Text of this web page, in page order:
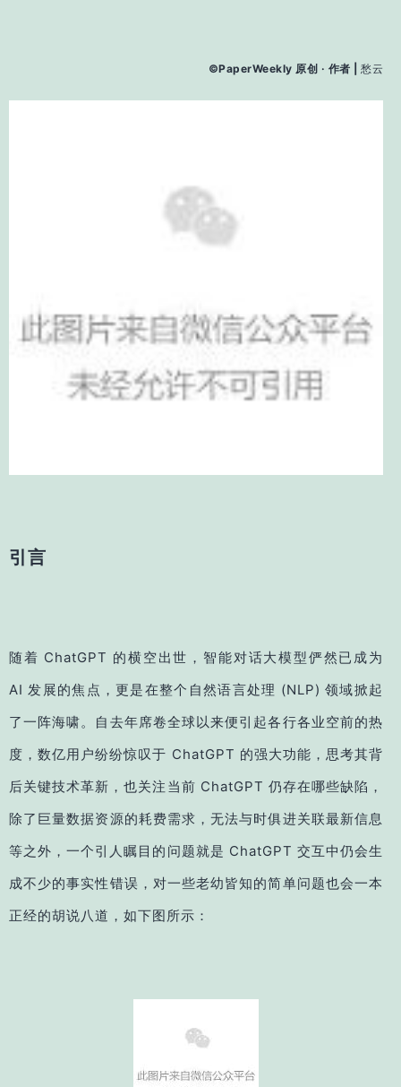
©PaperWeekly 原创 · 作者 | 愁云
引言
随着 ChatGPT 的横空出世，智能对话大模型俨然已成为
AI 发展的焦点，更是在整个自然语言处理 (NLP) 领域掀起
了一阵海啸。自去年席卷全球以来便引起各行各业空前的热
度，数亿用户纷纷惊叹于 ChatGPT 的强大功能，思考其背
后关键技术革新，也关注当前 ChatGPT 仍存在哪些缺陷，
除了巨量数据资源的耗费需求，无法与时俱进关联最新信息
等之外，一个引人瞩目的问题就是 ChatGPT 交互中仍会生
成不少的事实性错误，对一些老幼皆知的简单问题也会一本
正经的胡说八道，如下图所示：